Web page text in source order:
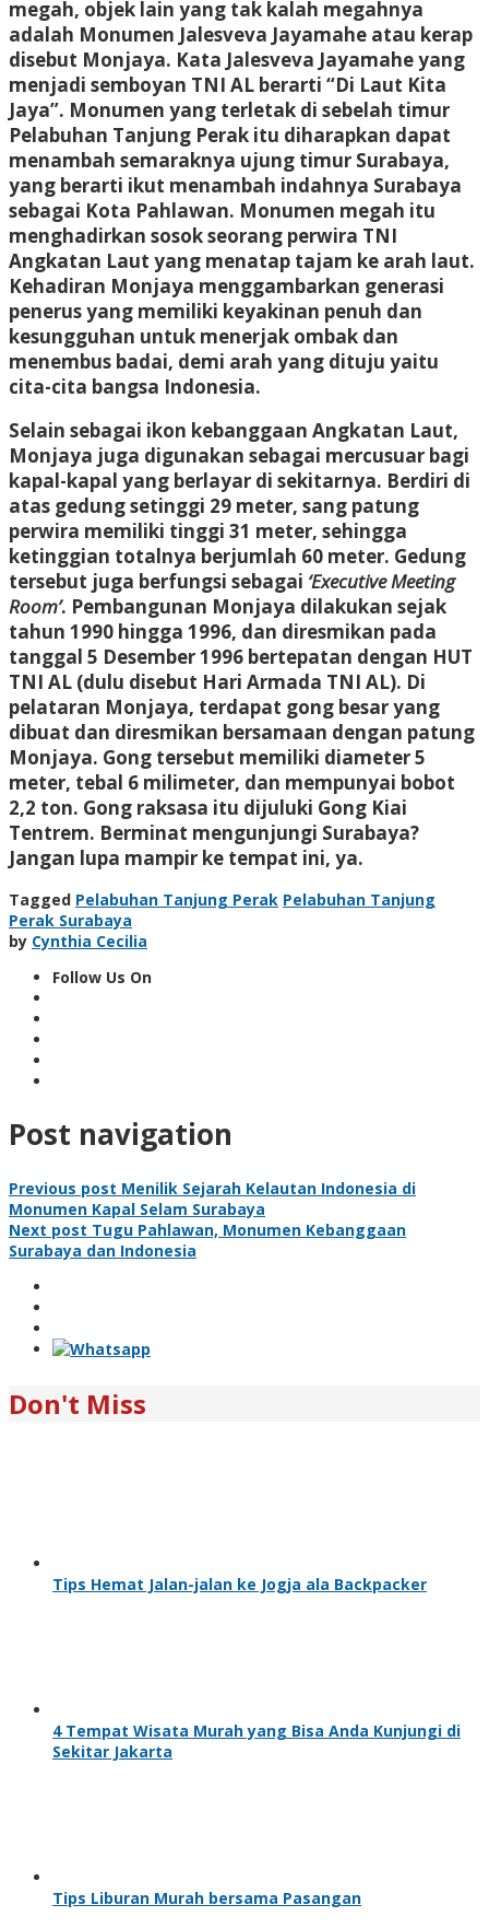
megah, objek lain yang tak kalah megahnya
adalah Monumen Jalesveva Jayamahe atau kerap
disebut Monjaya. Kata Jalesveva Jayamahe yang
menjadi semboyan TNI AL berarti “Di Laut Kita
Jaya”. Monumen yang terletak di sebelah timur
Pelabuhan Tanjung Perak itu diharapkan dapat
menambah semaraknya ujung timur Surabaya,
yang berarti ikut menambah indahnya Surabaya
sebagai Kota Pahlawan. Monumen megah itu
menghadirkan sosok seorang perwira TNI
Angkatan Laut yang menatap tajam ke arah laut.
Kehadiran Monjaya menggambarkan generasi
penerus yang memiliki keyakinan penuh dan
kesungguhan untuk menerjak ombak dan
menembus badai, demi arah yang dituju yaitu
cita-cita bangsa Indonesia.
Selain sebagai ikon kebanggaan Angkatan Laut,
Monjaya juga digunakan sebagai mercusuar bagi
kapal-kapal yang berlayar di sekitarnya. Berdiri di
atas gedung setinggi 29 meter, sang patung
perwira memiliki tinggi 31 meter, sehingga
ketinggian totalnya berjumlah 60 meter. Gedung
tersebut juga berfungsi sebagai ‘Executive Meeting
Room’. Pembangunan Monjaya dilakukan sejak
tahun 1990 hingga 1996, dan diresmikan pada
tanggal 5 Desember 1996 bertepatan dengan HUT
TNI AL (dulu disebut Hari Armada TNI AL). Di
pelataran Monjaya, terdapat gong besar yang
dibuat dan diresmikan bersamaan dengan patung
Monjaya. Gong tersebut memiliki diameter 5
meter, tebal 6 milimeter, dan mempunyai bobot
2,2 ton. Gong raksasa itu dijuluki Gong Kiai
Tentrem. Berminat mengunjungi Surabaya?
Jangan lupa mampir ke tempat ini, ya.
Tagged Pelabuhan Tanjung Perak Pelabuhan Tanjung
Perak Surabaya
by Cynthia Cecilia
Follow Us On
Post navigation
Previous post Menilik Sejarah Kelautan Indonesia di
Monumen Kapal Selam Surabaya
Next post Tugu Pahlawan, Monumen Kebanggaan
Surabaya dan Indonesia
Don't Miss
Tips Hemat Jalan-jalan ke Jogja ala Backpacker
4 Tempat Wisata Murah yang Bisa Anda Kunjungi di
Sekitar Jakarta
Tips Liburan Murah bersama Pasangan